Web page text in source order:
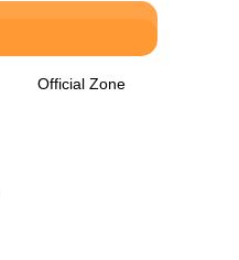
Official Zone